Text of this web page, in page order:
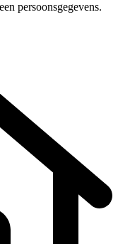
persoonsgegevens.